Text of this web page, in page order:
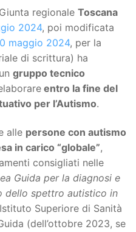
regionale Toscana
2024, poi modificata
maggio 2024, per la
di scrittura) ha
gruppo tecnico
entro la fine del
per l’Autismo.
alle persone con autismo
in carico “globale”,
consigliati nelle
Guida per la diagnosi e
dello spettro autistico in
Superiore di Sanità
(dell’ottobre 2023, se